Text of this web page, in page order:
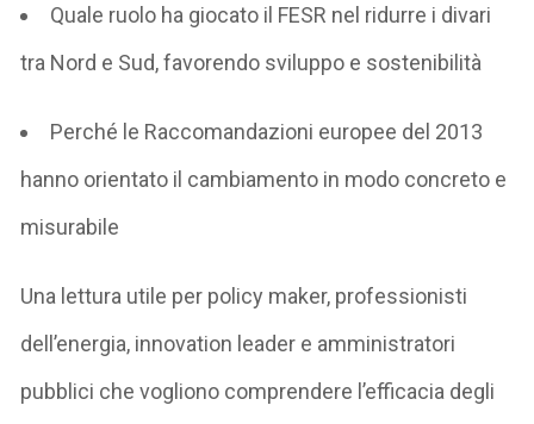
Quale ruolo ha giocato il FESR nel ridurre i divari
tra Nord e Sud, favorendo sviluppo e sostenibilità
Perché le Raccomandazioni europee del 2013
hanno orientato il cambiamento in modo concreto e
misurabile
Una lettura utile per policy maker, professionisti
dell’energia, innovation leader e amministratori
pubblici che vogliono comprendere l’efficacia degli